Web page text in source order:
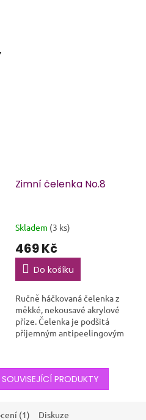
Zimní čelenka No.8
Skladem (3 ks)
469 Kč
Do košíku
Ručně háčkovaná čelenka z
měkké, nekousavé akrylové
příze. Čelenka je podšitá
příjemným antipeelingovým
společník do...
PRODUKTY
(1) Diskuze